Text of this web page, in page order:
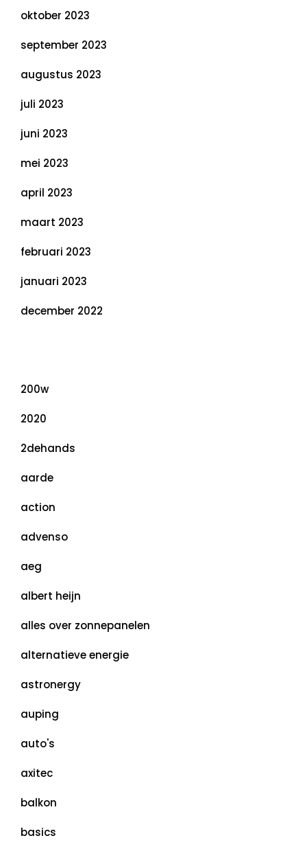
oktober 2023
september 2023
augustus 2023
juli 2023
juni 2023
mei 2023
april 2023
maart 2023
februari 2023
januari 2023
december 2022
200w
2020
2dehands
aarde
action
advenso
aeg
albert heijn
alles over zonnepanelen
alternatieve energie
astronergy
auping
auto's
axitec
balkon
basics